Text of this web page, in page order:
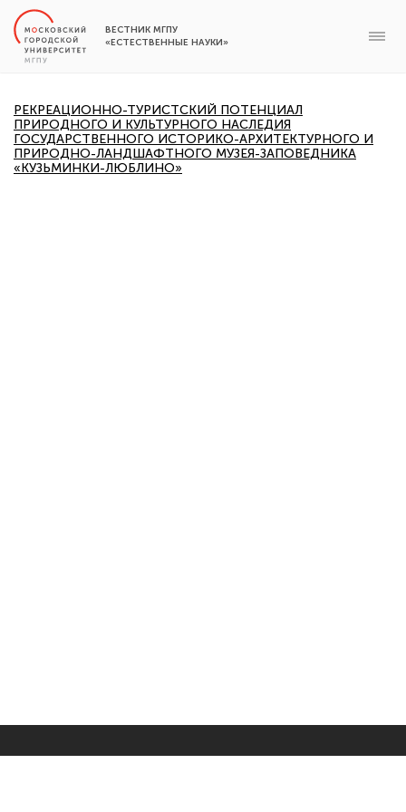
ВЕСТНИК МГПУ
«ЕСТЕСТВЕННЫЕ НАУКИ»
РЕКРЕАЦИОННО-ТУРИСТСКИЙ ПОТЕНЦИАЛ
ПРИРОДНОГО И КУЛЬТУРНОГО НАСЛЕДИЯ
ГОСУДАРСТВЕННОГО ИСТОРИКО-АРХИТЕКТУРНОГО И
ПРИРОДНО-ЛАНДШАФТНОГО МУЗЕЯ-ЗАПОВЕДНИКА
«КУЗЬМИНКИ-ЛЮБЛИНО»